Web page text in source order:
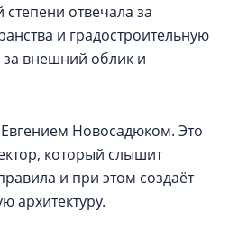
отвечала за
и градостроительную
внешний облик и
Новосадюком. Это
который слышит
и при этом создаёт
архитектуру.